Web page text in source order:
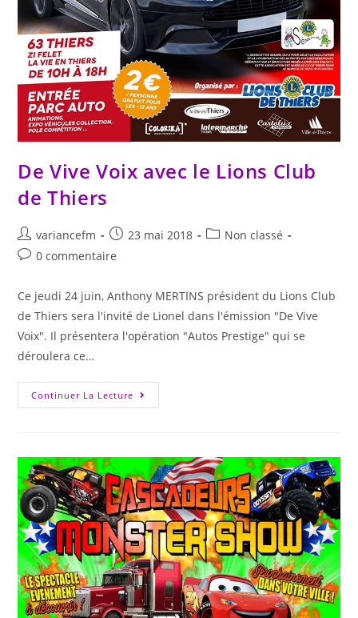
De Vive Voix avec le Lions Club
de Thiers
variancefm 23 mai 2018
Non classé
0 commentaire
Ce jeudi 24 juin, Anthony MERTINS président du Lions Club
de Thiers sera l'invité de Lionel dans l'émission "De Vive
Voix". Il présentera l'opération "Autos Prestige" qui se
déroulera ce…
Continuer La Lecture